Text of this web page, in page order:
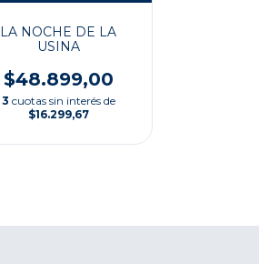
LA NOCHE DE LA
USINA
$48.899,00
3 cuotas sin interés de
$16.299,67